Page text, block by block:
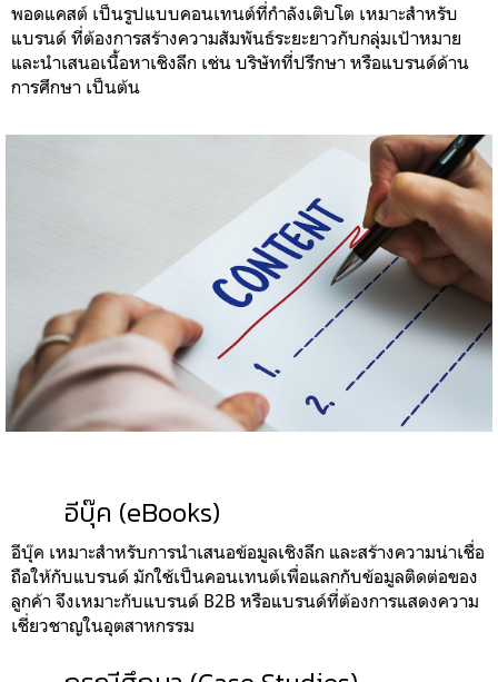
พอดแคสต์ เป็นรูปแบบคอนเทนต์ที่กำลังเติบโต เหมาะสำหรับ
แบรนด์ ที่ต้องการสร้างความสัมพันธ์ระยะยาวกับกลุ่มเป้าหมาย
และนำเสนอเนื้อหาเชิงลึก เช่น บริษัทที่ปรึกษา หรือแบรนด์ด้าน
การศึกษา เป็นต้น
อีบุ๊ค (eBooks)
อีบุ๊ค เหมาะสำหรับการนำเสนอข้อมูลเชิงลึก และสร้างความน่าเชื่อ
ถือให้กับแบรนด์ มักใช้เป็นคอนเทนต์เพื่อแลกกับข้อมูลติดต่อของ
ลูกค้า จึงเหมาะกับแบรนด์ B2B หรือแบรนด์ที่ต้องการแสดงความ
เชี่ยวชาญในอุตสาหกรรม